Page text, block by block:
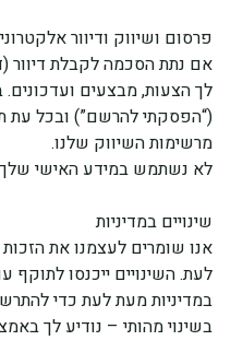
פרסום ושיווק ודיוור אלקטרוני
לך הצעות, מבצעים ועדכונים.
(“הפסקתי להרשם”) ובכל עת
מרשימות השיווק שלנו.
לא נשתמש במידע האישי
שינויים במדיניות
אנו שומרים לעצמנו את
לעת. השינויים ייכנסו
במדיניות מעת לעת כדי
בשינוי מהותי – נודיע לך